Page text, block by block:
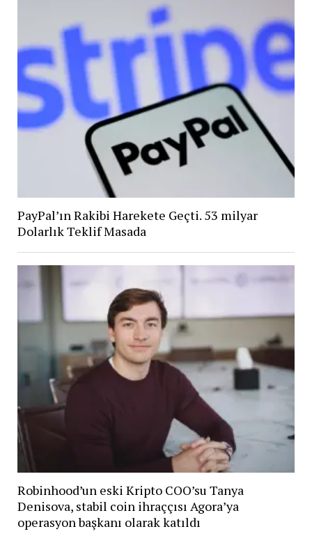
PayPal’ın Rakibi Harekete Geçti. 53 milyar
Dolarlık Teklif Masada
Robinhood’un eski Kripto COO’su Tanya
Denisova, stabil coin ihraççısı Agora’ya
operasyon başkanı olarak katıldı